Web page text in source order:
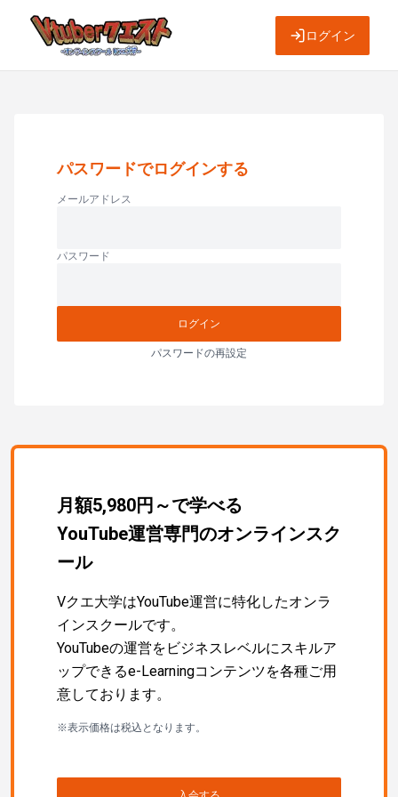
ログイン
パスワードでログインする
メールアドレス
パスワード
ログイン
パスワードの再設定
月額5,980円～で学べる
YouTube運営専門のオンラインスク
ール
Vクエ大学はYouTube運営に特化したオンラ
インスクールです。
YouTubeの運営をビジネスレベルにスキルア
ップできるe-Learningコンテンツを各種ご用
意しております。
※表示価格は税込となります。